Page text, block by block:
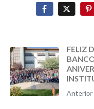
FELIZ
Anterior